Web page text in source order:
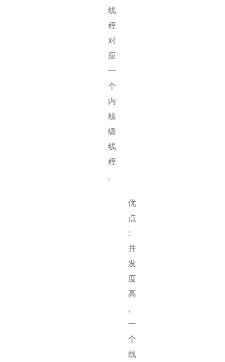
线
程
对
应
一
个
内
核
级
线
程
,
优
点
:
并
发
度
高
,
一
个
线